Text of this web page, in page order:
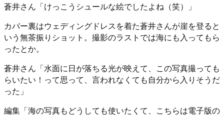
蒼井さん「けっこうシュールな絵でしたよね（笑）」
カバー裏はウェディングドレスを着た蒼井さんが崖を登ると
いう無茶振りショット。撮影のラストでは海にも入ってもら
ったとか。
蒼井さん「水面に日が落ちる光が映えて、この写真撮っても
らいたい！って思って、言われなくても自分から入りそうだ
った」
編集「海の写真もどうしても使いたくて、こちらは電子版の